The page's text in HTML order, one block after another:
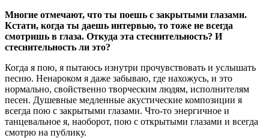
Многие отмечают, что ты поешь с закрытыми глазами.
Кстати, когда ты даешь интервью, то тоже не всегда
смотришь в глаза. Откуда эта стеснительность? И
стеснительность ли это?
Когда я пою, я пытаюсь изнутри прочувствовать и услышать
песню. Ненароком я даже забываю, где нахожусь, и это
нормально, свойственно творческим людям, исполнителям
песен. Душевные медленные акустические композиции я
всегда пою с закрытыми глазами. Что-то энергичное и
танцевальное я, наоборот, пою с открытыми глазами и всегда
смотрю на публику.